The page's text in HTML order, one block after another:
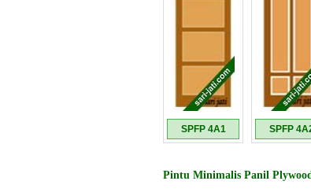
SPFP 4A1 SPFP
Pintu Minimalis Panil